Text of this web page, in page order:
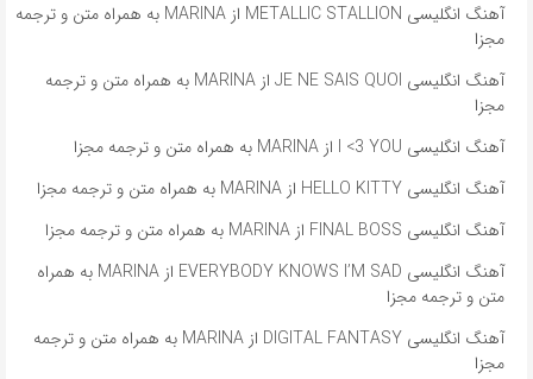
آهنگ انگلیسی METALLIC STALLION از MARINA به همراه متن و ترجمه
مجزا
آهنگ انگلیسی JE NE SAIS QUOI از MARINA به همراه متن و ترجمه
مجزا
آهنگ انگلیسی I <3 YOU از MARINA به همراه متن و ترجمه مجزا
آهنگ انگلیسی HELLO KITTY از MARINA به همراه متن و ترجمه مجزا
آهنگ انگلیسی FINAL BOSS از MARINA به همراه متن و ترجمه مجزا
آهنگ انگلیسی EVERYBODY KNOWS I’M SAD از MARINA به همراه
متن و ترجمه مجزا
آهنگ انگلیسی DIGITAL FANTASY از MARINA به همراه متن و ترجمه
مجزا